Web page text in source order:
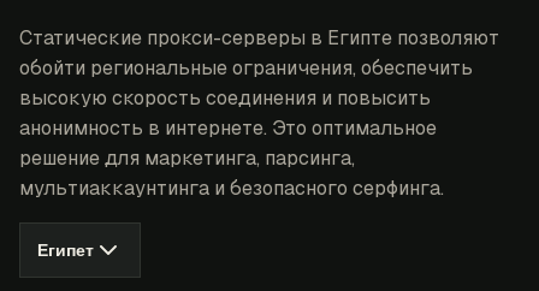
Статические прокси-серверы в Египте позволяют
обойти региональные ограничения, обеспечить
высокую скорость соединения и повысить
анонимность в интернете. Это оптимальное
решение для маркетинга, парсинга,
мультиаккаунтинга и безопасного серфинга.
Египет